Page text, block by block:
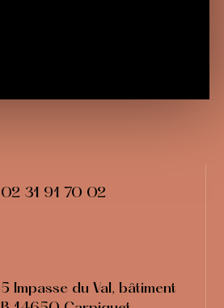
02 31 91 70 02
5 Impasse du Val, bâtiment